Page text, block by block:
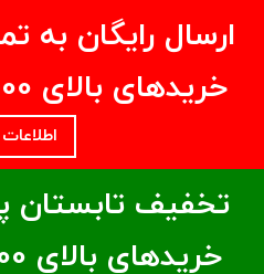
ارسال رایگان به
خریدهای بالای ۵/950/000 تومان
تخفیف تابستان